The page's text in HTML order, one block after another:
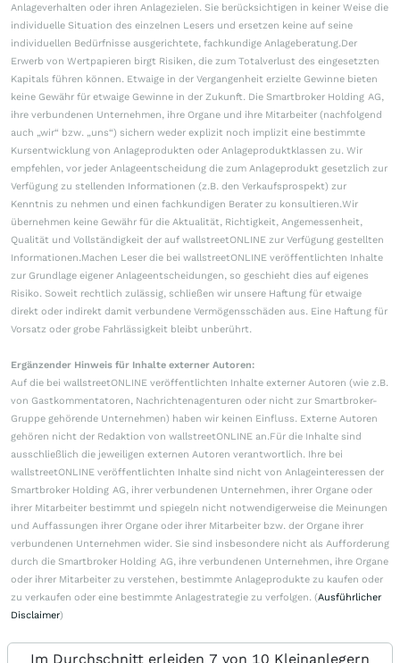
Anlageverhalten oder ihren Anlagezielen. Sie berücksichtigen in keiner Weise die
individuelle Situation des einzelnen Lesers und ersetzen keine auf seine
individuellen Bedürfnisse ausgerichtete, fachkundige Anlageberatung.Der
Erwerb von Wertpapieren birgt Risiken, die zum Totalverlust des eingesetzten
Kapitals führen können. Etwaige in der Vergangenheit erzielte Gewinne bieten
keine Gewähr für etwaige Gewinne in der Zukunft. Die Smartbroker Holding AG,
ihre verbundenen Unternehmen, ihre Organe und ihre Mitarbeiter (nachfolgend
auch „wir“ bzw. „uns“) sichern weder explizit noch implizit eine bestimmte
Kursentwicklung von Anlageprodukten oder Anlageproduktklassen zu. Wir
empfehlen, vor jeder Anlageentscheidung die zum Anlageprodukt gesetzlich zur
Verfügung zu stellenden Informationen (z.B. den Verkaufsprospekt) zur
Kenntnis zu nehmen und einen fachkundigen Berater zu konsultieren.Wir
übernehmen keine Gewähr für die Aktualität, Richtigkeit, Angemessenheit,
Qualität und Vollständigkeit der auf wallstreetONLINE zur Verfügung gestellten
Informationen.Machen Leser die bei wallstreetONLINE veröffentlichten Inhalte
zur Grundlage eigener Anlageentscheidungen, so geschieht dies auf eigenes
Risiko. Soweit rechtlich zulässig, schließen wir unsere Haftung für etwaige
direkt oder indirekt damit verbundene Vermögensschäden aus. Eine Haftung für
Vorsatz oder grobe Fahrlässigkeit bleibt unberührt.
Ergänzender Hinweis für Inhalte externer Autoren:
Auf die bei wallstreetONLINE veröffentlichten Inhalte externer Autoren (wie z.B.
von Gastkommentatoren, Nachrichtenagenturen oder nicht zur Smartbroker-
Gruppe gehörende Unternehmen) haben wir keinen Einfluss. Externe Autoren
gehören nicht der Redaktion von wallstreetONLINE an.Für die Inhalte sind
ausschließlich die jeweiligen externen Autoren verantwortlich. Ihre bei
wallstreetONLINE veröffentlichten Inhalte sind nicht von Anlageinteressen der
Smartbroker Holding AG, ihrer verbundenen Unternehmen, ihrer Organe oder
ihrer Mitarbeiter bestimmt und spiegeln nicht notwendigerweise die Meinungen
und Auffassungen ihrer Organe oder ihrer Mitarbeiter bzw. der Organe ihrer
verbundenen Unternehmen wider. Sie sind insbesondere nicht als Aufforderung
durch die Smartbroker Holding AG, ihre verbundenen Unternehmen, ihre Organe
oder ihrer Mitarbeiter zu verstehen, bestimmte Anlageprodukte zu kaufen oder
zu verkaufen oder eine bestimmte Anlagestrategie zu verfolgen. (Ausführlicher
Disclaimer)
Im Durchschnitt erleiden 7 von 10 Kleinanlegern